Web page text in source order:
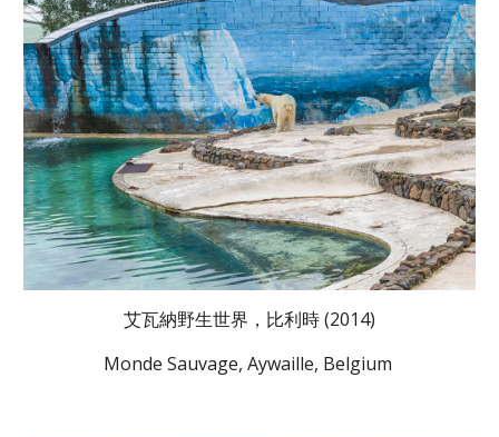
艾瓦納野生世界，比利時 (2014)
Monde Sauvage, Aywaille, Belgium